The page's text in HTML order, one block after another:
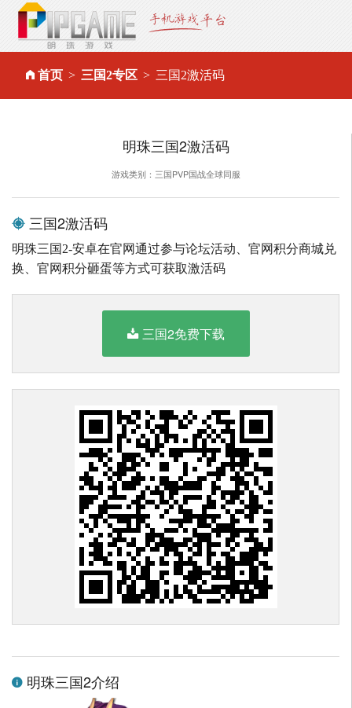
首页 三国2专区 三国2激活码
明珠三国2激活码
游戏类别：三国PVP国战全球同服
三国2激活码
明珠三国2-安卓在官网通过参与论坛活动、官网积分商城兑
换、官网积分砸蛋等方式可获取激活码
三国2免费下载
明珠三国2介绍